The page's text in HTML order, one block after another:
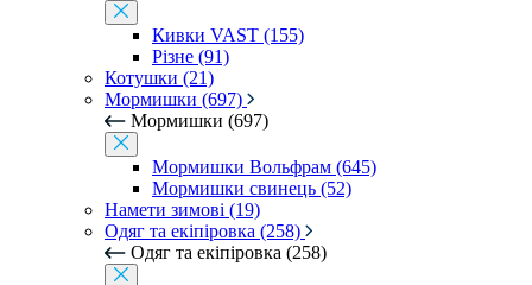
Кивки VAST (155)
Різне (91)
Котушки (21)
Мормишки (697)
Мормишки (697)
Мормишки Вольфрам (645)
Мормишки свинець (52)
Намети зимові (19)
Одяг та екіпіровка (258)
Одяг та екіпіровка (258)